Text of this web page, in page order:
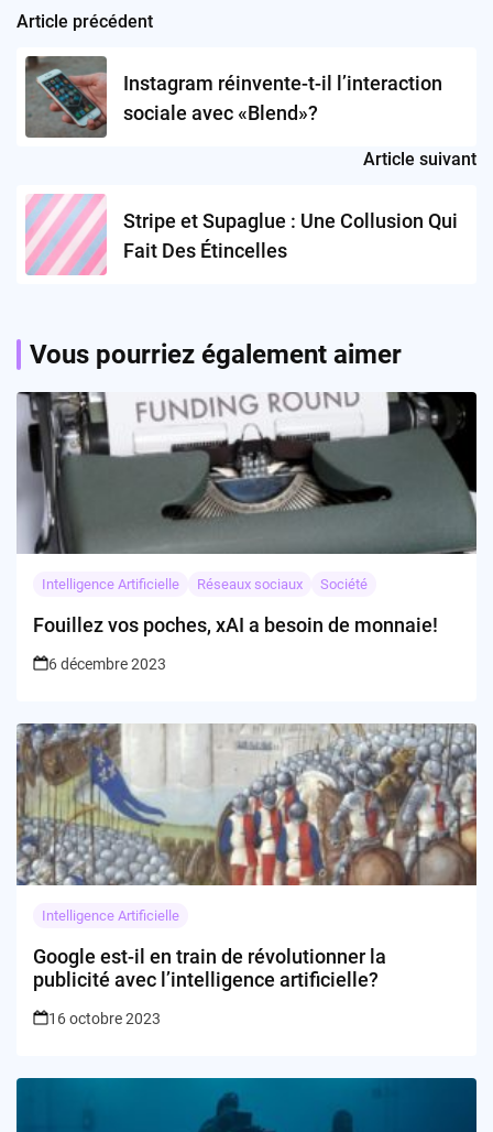
Post
navigation
Article précédent
Instagram réinvente-t-il l’interaction
sociale avec «Blend»?
Article suivant
Stripe et Supaglue : Une Collusion Qui
Fait Des Étincelles
Vous pourriez également aimer
Intelligence Artificielle Réseaux sociaux Société
Fouillez vos poches, xAI a besoin de monnaie!
6 décembre 2023
Intelligence Artificielle
Google est-il en train de révolutionner la
publicité avec l’intelligence artificielle?
16 octobre 2023